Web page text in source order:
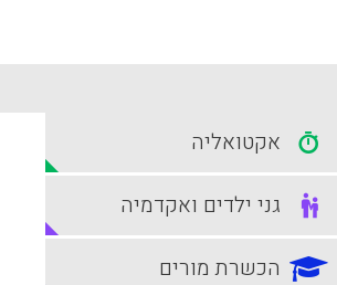
אקטואליה
גני ילדים ואקדמיה
הכשרת מורים